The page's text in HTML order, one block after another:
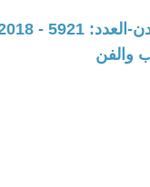
- 2018 / 7 / 2 - 21:45
والفن